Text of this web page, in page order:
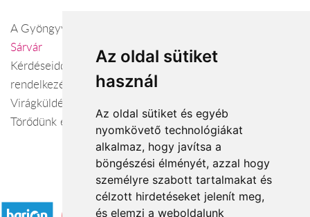
Az oldal sütiket
használ
Az oldal sütiket és egyéb
nyomkövető technológiákat
alkalmaz, hogy javítsa a
böngészési élményét, azzal hogy
személyre szabott tartalmakat és
célzott hirdetéseket jelenít meg,
és elemzi a weboldalunk
A Gyöngyvirág Virágüzlet webáruháza:
Sárvár
Kérdéseiddel kapcsolatban örömmel állunk
rendelkezésedre.
Virágküldés Sárvár
Törődünk egymással
Elfogadott fizetési módok